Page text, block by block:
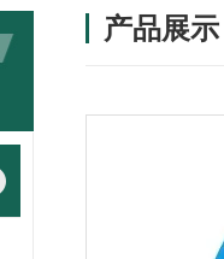
产品展示